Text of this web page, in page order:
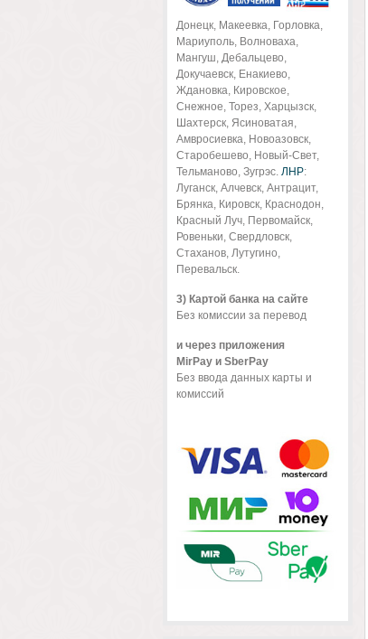
Донецк, Макеевка, Горловка,
Мариуполь, Волноваха,
Мангуш, Дебальцево,
Докучаевск, Енакиево,
Ждановка, Кировское,
Снежное, Торез, Харцызск,
Шахтерск, Ясиноватая,
Амвросиевка, Новоазовск,
Старобешево, Новый-Свет,
Тельманово, Зугрэс. ЛНР:
Луганск, Алчевск, Антрацит,
Брянка, Кировск, Краснодон,
Красный Луч, Первомайск,
Ровеньки, Свердловск,
Стаханов, Лутугино,
Перевальск.
3) Картой банка на сайте
Без комиссии за перевод
и через приложения
MirPay и SberPay
Без ввода данных карты и
комиссий